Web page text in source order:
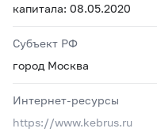
капитала: 08.05.2020
Субъект РФ
город Москва
Интернет-ресурсы
https://www.kebrus.ru